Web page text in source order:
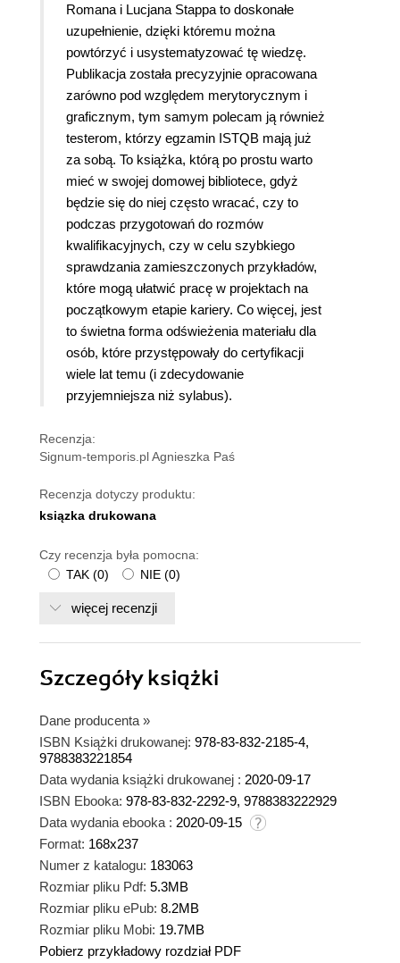
Romana i Lucjana Stappa to doskonałe
uzupełnienie, dzięki któremu można
powtórzyć i usystematyzować tę wiedzę.
Publikacja została precyzyjnie opracowana
zarówno pod względem merytorycznym i
graficznym, tym samym polecam ją również
testerom, którzy egzamin ISTQB mają już
za sobą. To książka, którą po prostu warto
mieć w swojej domowej bibliotece, gdyż
będzie się do niej często wracać, czy to
podczas przygotowań do rozmów
kwalifikacyjnych, czy w celu szybkiego
sprawdzania zamieszczonych przykładów,
które mogą ułatwić pracę w projektach na
początkowym etapie kariery. Co więcej, jest
to świetna forma odświeżenia materiału dla
osób, które przystępowały do certyfikacji
wiele lat temu (i zdecydowanie
przyjemniejsza niż sylabus).
Recenzja:
Signum-temporis.pl Agnieszka Paś
Recenzja dotyczy produktu:
ksiązka drukowana
Czy recenzja była pomocna:
TAK (0) NIE (0)
więcej recenzji
Szczegółyksiążki
Dane producenta »
ISBN Książki drukowanej: 978-83-832-2185-4,
9788383221854
Data wydania książki drukowanej : 2020-09-17
ISBN Ebooka: 978-83-832-2292-9, 9788383222929
Data wydania ebooka : 2020-09-15
Format: 168x237
Numer z katalogu: 183063
Rozmiar pliku Pdf: 5.3MB
Rozmiar pliku ePub: 8.2MB
Rozmiar pliku Mobi: 19.7MB
Pobierz przykładowy rozdział PDF